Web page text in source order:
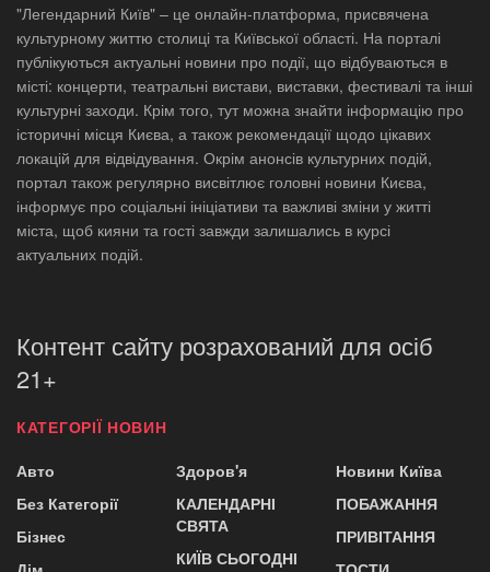
"Легендарний Київ" – це онлайн-платформа, присвячена
культурному життю столиці та Київської області. На порталі
публікуються актуальні новини про події, що відбуваються в
місті: концерти, театральні вистави, виставки, фестивалі та інші
культурні заходи. Крім того, тут можна знайти інформацію про
історичні місця Києва, а також рекомендації щодо цікавих
локацій для відвідування. Окрім анонсів культурних подій,
портал також регулярно висвітлює головні новини Києва,
інформує про соціальні ініціативи та важливі зміни у житті
міста, щоб кияни та гості завжди залишались в курсі
актуальних подій.
Контент сайту розрахований для осіб
21+
КАТЕГОРІЇ НОВИН
Авто
Без Категорії
Бізнес
Здоров'я
КАЛЕНДАРНІ
СВЯТА
КИЇВ СЬОГОДНІ
Новини Київа
ПОБАЖАННЯ
ПРИВІТАННЯ